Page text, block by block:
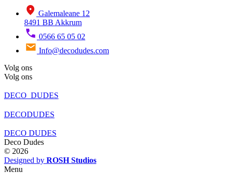
Galemaleane 12
8491 BB Akkrum
0566 65 05 02
Info@decodudes.com
Volg ons
Volg ons
DECO_DUDES
DECODUDES
DECO DUDES
Deco Dudes
© 2026
Designed by ROSH Studios
Menu